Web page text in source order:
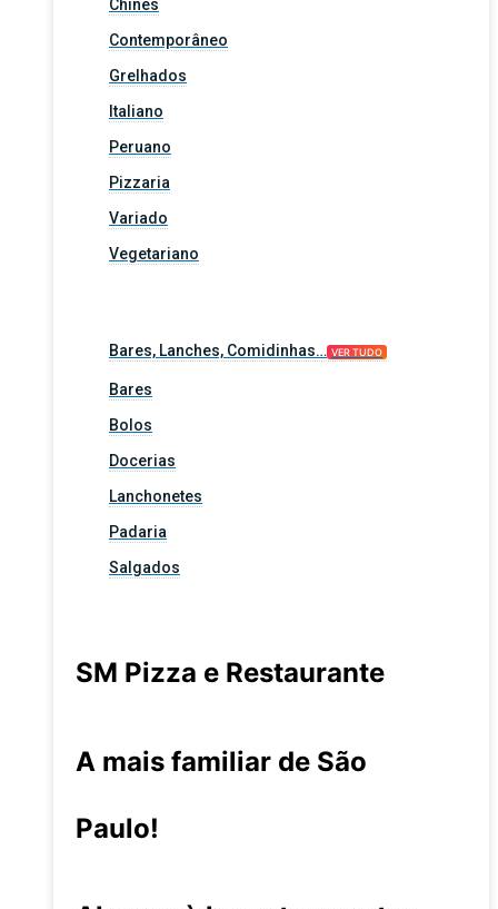
Chinês
Contemporâneo
Grelhados
Italiano
Peruano
Pizzaria
Variado
Vegetariano
Bares, Lanches, Comidinhas… VER TUDO
Bares
Bolos
Docerias
Lanchonetes
Padaria
Salgados
SM Pizza e Restaurante
A mais familiar de São
Paulo!